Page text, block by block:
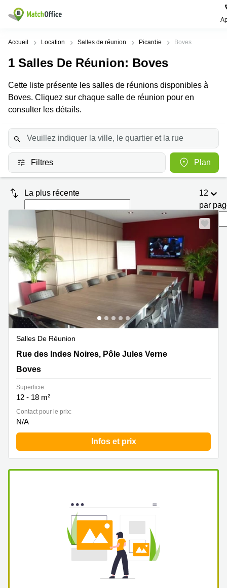
Rechercher / publier
Pages
produits
Bureau
d’affaires
Coworking
Salles
de
virtuel
Villes
Paris
Lille
Bordeaux
Marseille
Toulouse
Strasbourg
Recherches
Centres
d'affaires
Location
bureau
Lille
Coworking
Paris
Coworking
Coworking
Marseille
Centres
d'affaires
Toulouse
Coworking
Toulouse
Coworking
Nice
Centres
Lyon
Location
Paris
Centre
d'affaires
Montpellier
Aide
Qui sommes-nous?
Prix
Connexion
Accueil Location Salles de réunion Picardie Boves
1 Salles De Réunion: Boves
Cette liste présente les salles de réunions disponibles à
Boves. Cliquez sur chaque salle de réunion pour en
consulter les détails.
Filtres Plan
La plus récente
12
par
Salles De Réunion
Rue des Indes Noires, Pôle Jules Verne, Boves
Rue des Indes Noires, Pôle Jules Verne
Boves
Superficie:
12 - 18 m²
Contact pour le prix:
N/A
Infos et prix